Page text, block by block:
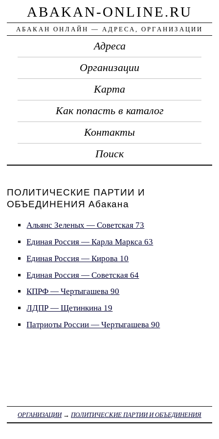
ABAKAN-ONLINE.RU
АБАКАН ОНЛАЙН — АДРЕСА, ОРГАНИЗАЦИИ
Адреса
Организации
Карта
Как попасть в каталог
Контакты
Поиск
ПОЛИТИЧЕСКИЕ ПАРТИИ И
ОБЪЕДИНЕНИЯ Абакана
Альянс Зеленых — Советская 73
Единая Россия — Карла Маркса 63
Единая Россия — Кирова 10
Единая Россия — Советская 64
КПРФ — Чертыгашева 90
ЛДПР — Щетинкина 19
Патриоты России — Чертыгашева 90
ОРГАНИЗАЦИИ→ ПОЛИТИЧЕСКИЕ ПАРТИИ И ОБЪЕДИНЕНИЯ